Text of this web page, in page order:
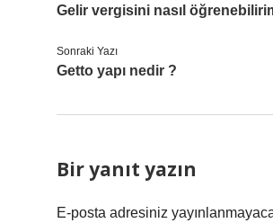
Gelir vergisini nasıl
Sonraki Yazı
Getto yapı nedir ?
Bir yanıt yazın
E-posta adresiniz